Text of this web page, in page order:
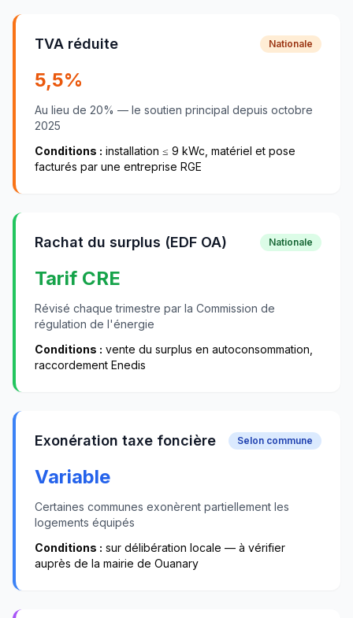
TVA réduite Nationale
5,5%
Au lieu de 20% — le soutien principal depuis octobre
2025
Conditions : installation ≤ 9 kWc, matériel et pose
facturés par une entreprise RGE
Rachat du surplus (EDF OA) Nationale
Tarif CRE
Révisé chaque trimestre par la Commission de
régulation de l'énergie
Conditions : vente du surplus en autoconsommation,
raccordement Enedis
Exonération taxe foncière Selon commune
Variable
Certaines communes exonèrent partiellement les
logements équipés
Conditions : sur délibération locale — à vérifier
auprès de la mairie de Ouanary